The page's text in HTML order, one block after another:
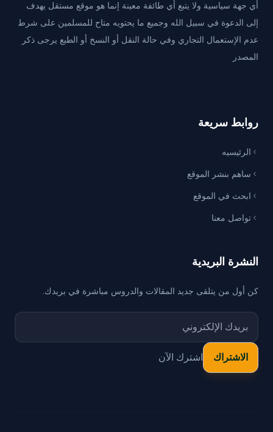
أي جهة سياسية ولا يتبع أي طائفة معينة إنما هو موقع مستقل يهدف
إلى الدعوة في سبيل الله وجميع ما يحتويه متاح للمسلمين على شرط
عدم الإستعمال التجاري وفي حالة النقل أو النسخ أو الطبع يرجى ذكر
المصدر
روابط سريعة
الرئيسيه
ساهم بنشر الموقع
ابحث في الموقع
تواصل معنا
النشرة البريدية
كن أول من يتلقى جديد المقالات والدروس مباشرة في بريدك.
اشترك الآن